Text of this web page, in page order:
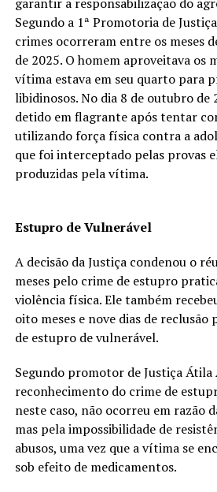
Segundo a 1ª Promotoria de
crimes ocorreram entre os meses
de 2025. O homem aproveitava os
vítima estava em seu quarto para
libidinosos. No dia 8 de outubro de
detido em flagrante após tentar
utilizando força física contra a
que foi interceptado pelas provas
produzidas pela vítima.
Estupro de Vulnerável
A decisão da Justiça condenou o
meses pelo crime de estupro
violência física. Ele também
oito meses e nove dias de
de estupro de vulnerável.
Segundo promotor de Justiça Átila
reconhecimento do crime de
neste caso, não ocorreu em razão
mas pela impossibilidade de
abusos, uma vez que a vítima se
sob efeito de medicamentos.